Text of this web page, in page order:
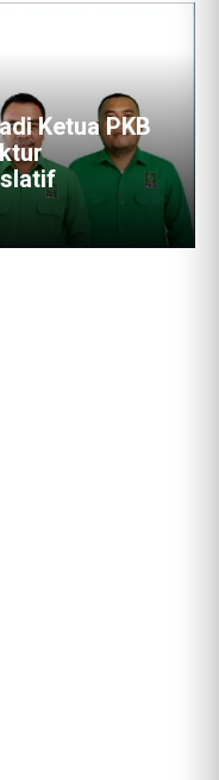
Ketua PKB